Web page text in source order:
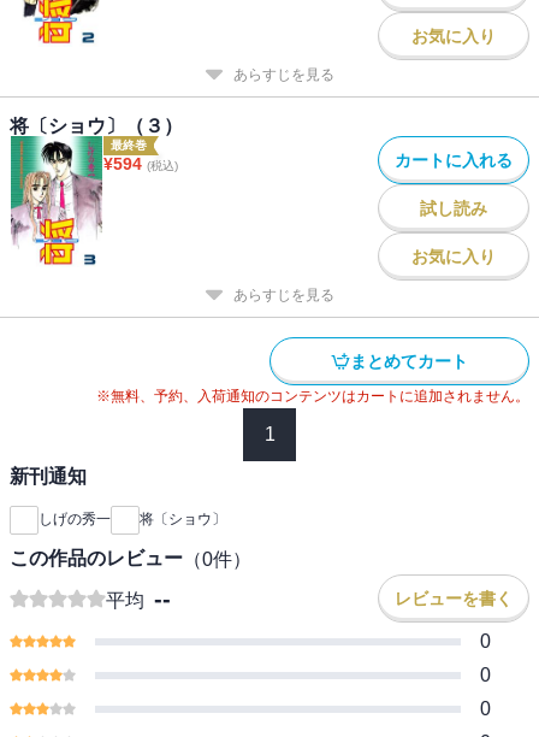
お気に入り
あらすじを見る
将〔ショウ〕（３）
最終巻
¥594 (税込) カートに入れる
試し読み
お気に入り
あらすじを見る
まとめてカート
※無料、予約、入荷通知のコンテンツはカートに追加されません。
1
新刊通知
しげの秀一 将〔ショウ〕
この作品のレビュー （0件）
平均 -- レビューを書く
0
0
0